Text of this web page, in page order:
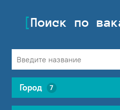
Поиск по
Город 7